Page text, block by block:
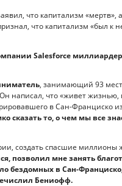
что капитализм
что капитализм «был к
Salesforce
, занимающий 93
написал, что «живет жизнью,
в Сан-Франциско
сказать то, о чем мы все
создать спасшие миллионы
позволил мне занять
бездомных в Сан-
Бениофф.